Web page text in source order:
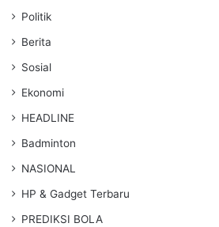
Politik
Berita
Sosial
Ekonomi
HEADLINE
Badminton
NASIONAL
HP & Gadget Terbaru
PREDIKSI BOLA